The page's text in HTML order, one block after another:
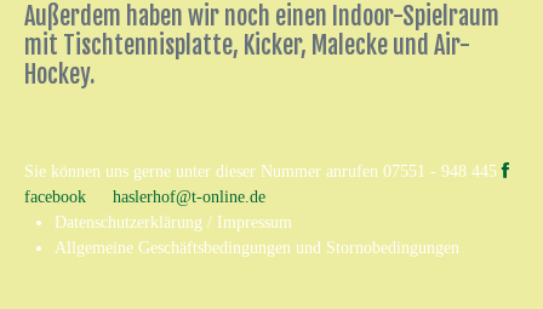
Außerdem haben wir noch einen Indoor-Spielraum
mit Tischtennisplatte, Kicker, Malecke und Air-
Hockey.
Sie können uns gerne unter dieser Nummer anrufen 07551 - 948 445
facebook
haslerhof@t-online.de
Datenschutzerklärung / Impressum
Allgemeine Geschäftsbedingungen und Stornobedingungen